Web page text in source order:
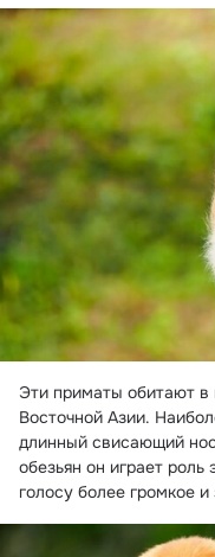
Эти приматы обитают
Восточной Азии.
длинный свисающий
обезьян он играет
голосу более громкое и